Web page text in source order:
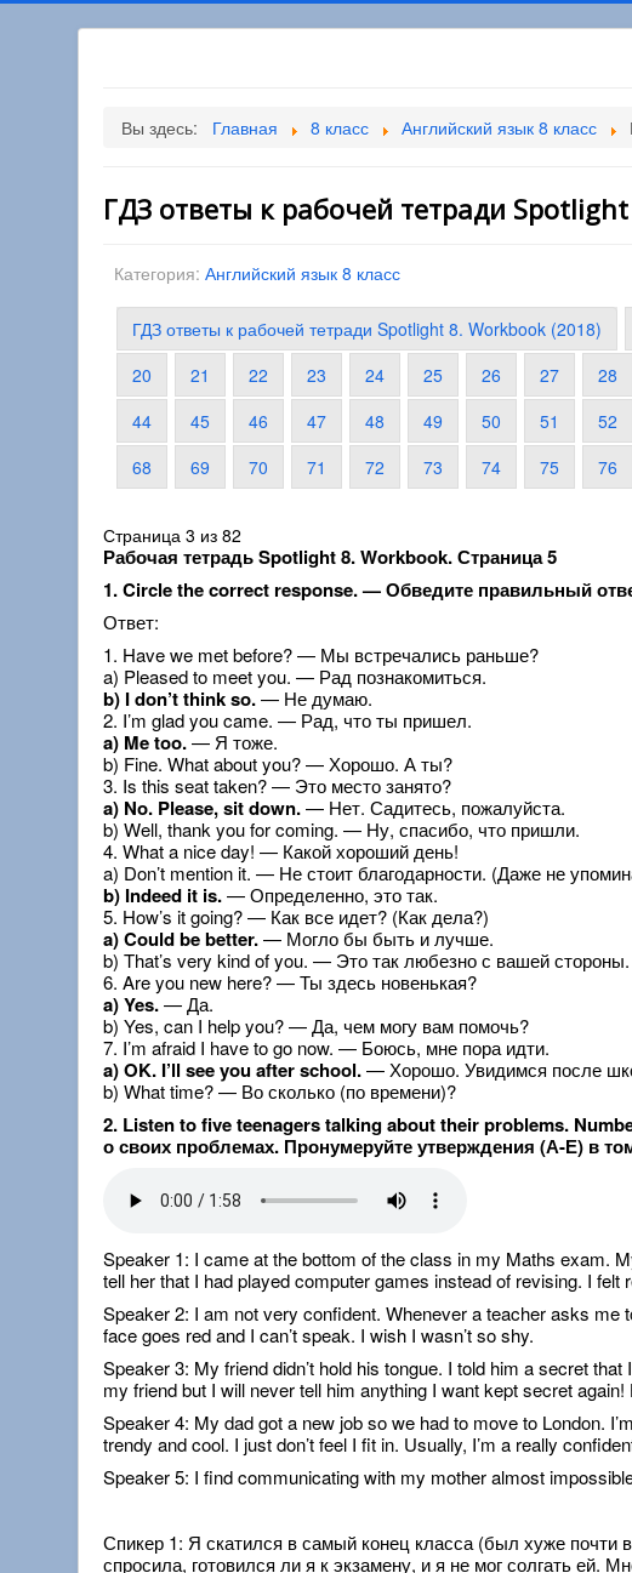
Вы здесь: Главная 8 класс Английский язык 8 класс
ГДЗ ответы к рабочей тетради
Категория:Английский язык 8 класс
ГДЗ ответы к рабочей тетради Spotlight 8. Workbook (2018)
20
21 22 23 24 25 26 27 28
44
45 46 47 48 49 50 51 52
68
69 70 71 72 73 74 75 76
Страница 3 из 82
Рабочая тетрадь Spotlight 8. Workbook. Страница 5
1. Circle the correct response. — Обведите правильный
Ответ:
1. Have we met before? — Мы встречались раньше?
a) Pleased to meet you. — Рад познакомиться.
b) I don’t think so.— Не думаю.
2. I’m glad you came. — Рад, что ты пришел.
a) Me too.— Я тоже.
b) Fine. What about you? — Хорошо. А ты?
3. Is this seat taken? — Это место занято?
a) No. Please, sit down.— Нет. Садитесь, пожалуйста.
b) Well, thank you for coming. — Ну, спасибо, что пришли.
4. What a nice day! — Какой хороший день!
a) Don’t mention it. — Не стоит благодарности. (Даже не
b) Indeed it is.— Определенно, это так.
5. How’s it going? — Как все идет? (Как дела?)
a) Could be better.— Могло бы быть и лучше.
b) That’s very kind of you. — Это так любезно с вашей стороны.
6. Are you new here? — Ты здесь новенькая?
a) Yes.— Да.
b) Yes, can I help you? — Да, чем могу вам помочь?
7. I’m afraid I have to go now. — Боюсь, мне пора идти.
a) OK. I’ll see you after school.— Хорошо. Увидимся после
b) What time? — Во сколько (по времени)?
2. Listen to five teenagers talking about their problems.
о своих проблемах. Пронумеруйте утверждения (А-Е) в
Speaker 1: I came at the bottom of the class in my Maths exam.
tell her that I had played computer games instead of revising. I felt
Speaker 2: I am not very confident. Whenever a teacher asks
face goes red and I can’t speak. I wish I wasn’t so shy.
Speaker 3: My friend didn’t hold his tongue. I told him a secret
my friend but I will never tell him anything I want kept secret again!
Speaker 4: My dad got a new job so we had to move to London.
trendy and cool. I just don’t feel I fit in. Usually, I’m a really
Speaker 5: I find communicating with my mother almost
Спикер 1: Я скатился в самый конец класса (был хуже почти
спросила, готовился ли я к экзамену, и я не мог солгать ей.